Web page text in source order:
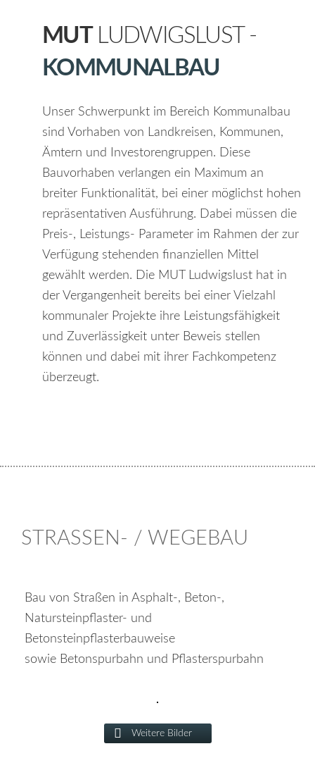
MUTLUDWIGSLUST -
KOMMUNALBAU
Unser Schwerpunkt im Bereich Kommunalbau
sind Vorhaben von Landkreisen, Kommunen,
Ämtern und Investorengruppen. Diese
Bauvorhaben verlangen ein Maximum an
breiter Funktionalität, bei einer möglichst hohen
repräsentativen Ausführung. Dabei müssen die
Preis-, Leistungs- Parameter im Rahmen der zur
Verfügung stehenden finanziellen Mittel
gewählt werden. Die MUT Ludwigslust hat in
der Vergangenheit bereits bei einer Vielzahl
kommunaler Projekte ihre Leistungsfähigkeit
und Zuverlässigkeit unter Beweis stellen
können und dabei mit ihrer Fachkompetenz
überzeugt.
STRASSEN- / WEGEBAU
Bau von Straßen in Asphalt-, Beton-,
Natursteinpflaster- und
Betonsteinpflasterbauweise
sowie Betonspurbahn und Pflasterspurbahn
Weitere Bilder